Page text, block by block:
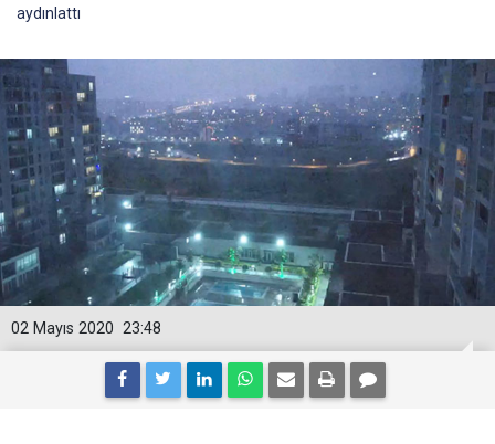
aydınlattı
23:48
02 Mayıs 2020